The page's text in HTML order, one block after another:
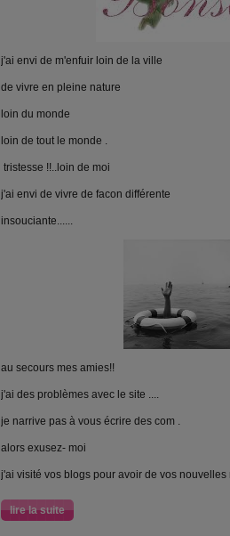
j'ai envi de m'enfuir loin de la ville
de vivre en pleine nature
loin du monde
loin de tout le monde .
tristesse !!..loin de moi
j'ai envi de vivre de facon différente
insouciante......
au secours mes amies!!
j'ai des problèmes avec le site ....
je narrive pas à vous écrire des com .
alors exusez- moi
j'ai visité vos blogs pour avoir de vos nouvelles
lire la suite